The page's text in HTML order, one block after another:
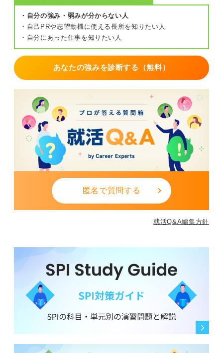
・自分の強み・弱みが分からない人
・自己PRや志望動機に使える長所を知りたい人
・自分にあった仕事を知りたい人
あなたの強みを診断する（無料）
匿名で質問する
就活Q&A編集方針